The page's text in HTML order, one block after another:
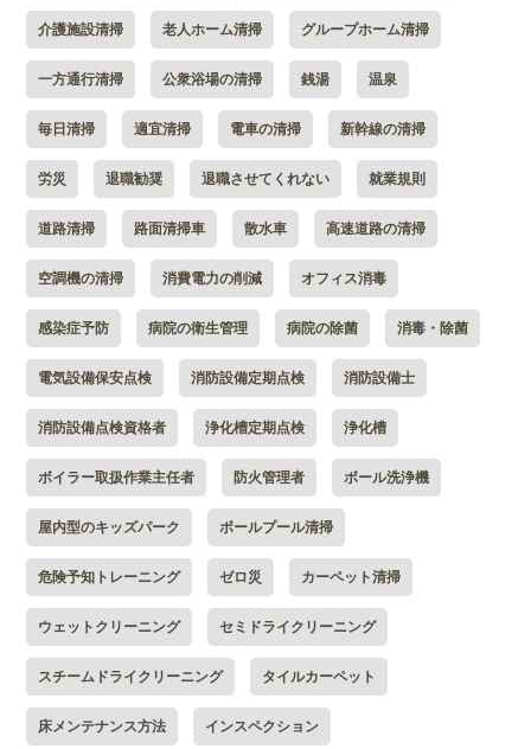
介護施設清掃 老人ホーム清掃 グループホーム清掃
一方通行清掃 公衆浴場の清掃 銭湯 温泉
毎日清掃 適宜清掃 電車の清掃 新幹線の清掃
労災 退職勧奨 退職させてくれない 就業規則
道路清掃 路面清掃車 散水車 高速道路の清掃
空調機の清掃 消費電力の削減 オフィス消毒
感染症予防 病院の衛生管理 病院の除菌 消毒・除菌
電気設備保安点検 消防設備定期点検 消防設備士
消防設備点検資格者 浄化槽定期点検 浄化槽
ボイラー取扱作業主任者 防火管理者 ボール洗浄機
屋内型のキッズパーク ボールプール清掃
危険予知トレーニング ゼロ災 カーペット清掃
ウェットクリーニング セミドライクリーニング
スチームドライクリーニング タイルカーペット
床メンテナンス方法 インスペクション